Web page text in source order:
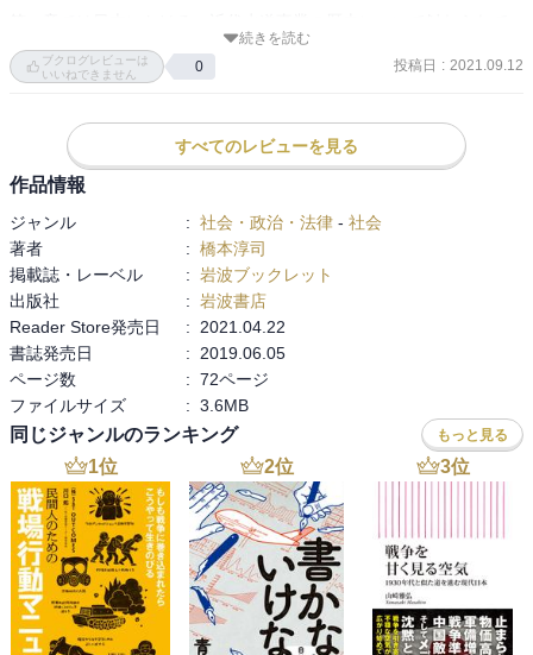
感じられるため、とても良かった。
https://www.mhlw.go.jp/stf/seisakunitsuite/bunya/topics/bukyoku/ken
kou/suido/suishitsu/index_00001.html
いる。明治時代の1887年10月に横浜で水道が開業してから、1890年
の水道条例によって、水道は衛生目的のために公営事業として行わ
とが強調されている（8-9頁）。戦後、1957年に厚生省（現厚生労働
省）が水道法原案を作成し、同年成立したことにより、上水道を厚
生省、下水道を建設省（現国土交通省）、工業用水を通商産業省
第二章では、著者は2018年12月に成立した改正水道法について、
「どのような社会を作っていくのか」というヴィジョンが不明瞭で
あったことと、著者自身は、時の安倍政権が進めようとしていた
「公から民へ・小さな政府」という流れに反対していることを述べ
ている（10-12頁）。
著者はさらに、この改正水道法でコンセッション方式が認められた
ことについて、実質的な水道の運営責任が自治体から企業に移るた
め、自治体に水道事業に精通した職員がいなくなる可能性を懸念し
ている（20頁）。また、このコンセッション方式が、2013年にアベ
ノミクス第三の矢として、竹中平蔵氏の「水道事業のコンセッショ
ンを実現できれば企業の成長戦略と資産市場の活性化の双方に大き
く貢献する」（本書21頁より引用）という言葉と共に政府によって
推進されていることを強調している（21頁）。
第三章（25-34頁）ではイギリスのサッチャー政権によって1989年
続きを読む
ブクログレビューは
いいねできません
0 投稿日 : 2021.09.12
すべてのレビューを見る
作品情報
ジャンル : 社会・政治・法律 - 社会
著者
: 橋本淳司
掲載誌・レーベル
: 岩波ブックレット
出版社
: 岩波書店
Reader Store発売日
:
2021.04.22
書誌発売日
:
2019.06.05
ページ数
: 72ページ
ファイルサイズ
: 3.6MB
同じジャンルのランキング もっと見る
1位 2位 3位